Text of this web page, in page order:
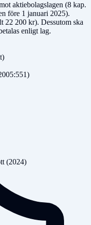
aktiebolagslagen (8 kap.
före 1 januari 2025).
22 200 kr). Dessutom ska
enligt lag.
(2024)